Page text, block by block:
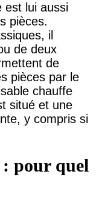
est lui aussi
pièces.
il
de deux
de
pièces par le
chauffe
situé et une
y compris si
: pour quel